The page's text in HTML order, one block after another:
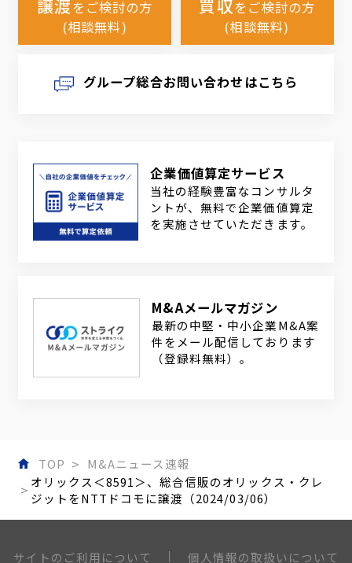
譲渡をご検討の方
(相談無料)
買収をご検討の方
(相談無料)
グループ総合お問い合わせはこちら
企業価値算定サービス
当社の経験豊富なコンサルタ
ントが、無料で企業価値算定
を実施させていただきます。
M&Aメールマガジン
最新の中堅・中小企業M&A案
件をメール配信しております
（登録料無料）。
TOP
M&Aニュース速報
オリックス＜8591＞、総合信販のオリックス・クレ
ジットをNTTドコモに譲渡（2024/03/06）
サイトのご利用について 個人情報の取扱いについて